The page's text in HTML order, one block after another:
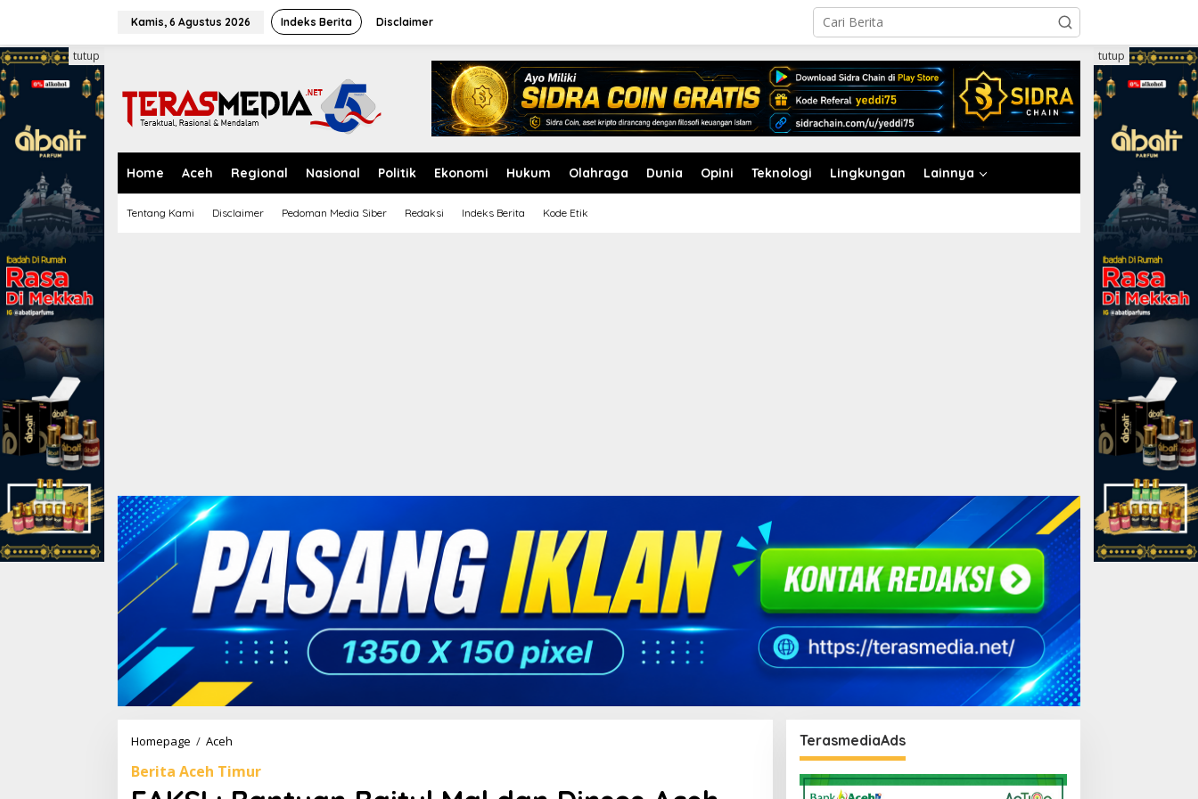
a
t
i
k
e
Kamis, 6 Agustus 2026 Indeks Berita Disclaimer
Home Aceh Regional Nasional Politik Ekonomi Hukum Olahraga Dunia Opini Teknologi Lingkungan Lainnya
Tentang Kami Disclaimer Pedoman Media Siber Redaksi Indeks Berita Kode Etik
tutup tutup
Homepage / Aceh
K
S
Berita Aceh Timur
TerasmediaAds